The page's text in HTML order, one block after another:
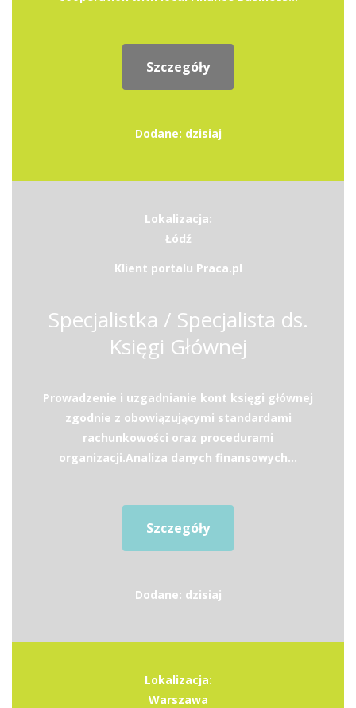
Szczegóły
Dodane: dzisiaj
Lokalizacja:
Łódź
Klient portalu Praca.pl
Specjalistka / Specjalista ds.
Księgi Głównej
Prowadzenie i uzgadnianie kont księgi głównej
zgodnie z obowiązującymi standardami
rachunkowości oraz procedurami
organizacji.Analiza danych finansowych...
Szczegóły
Dodane: dzisiaj
Lokalizacja:
Warszawa